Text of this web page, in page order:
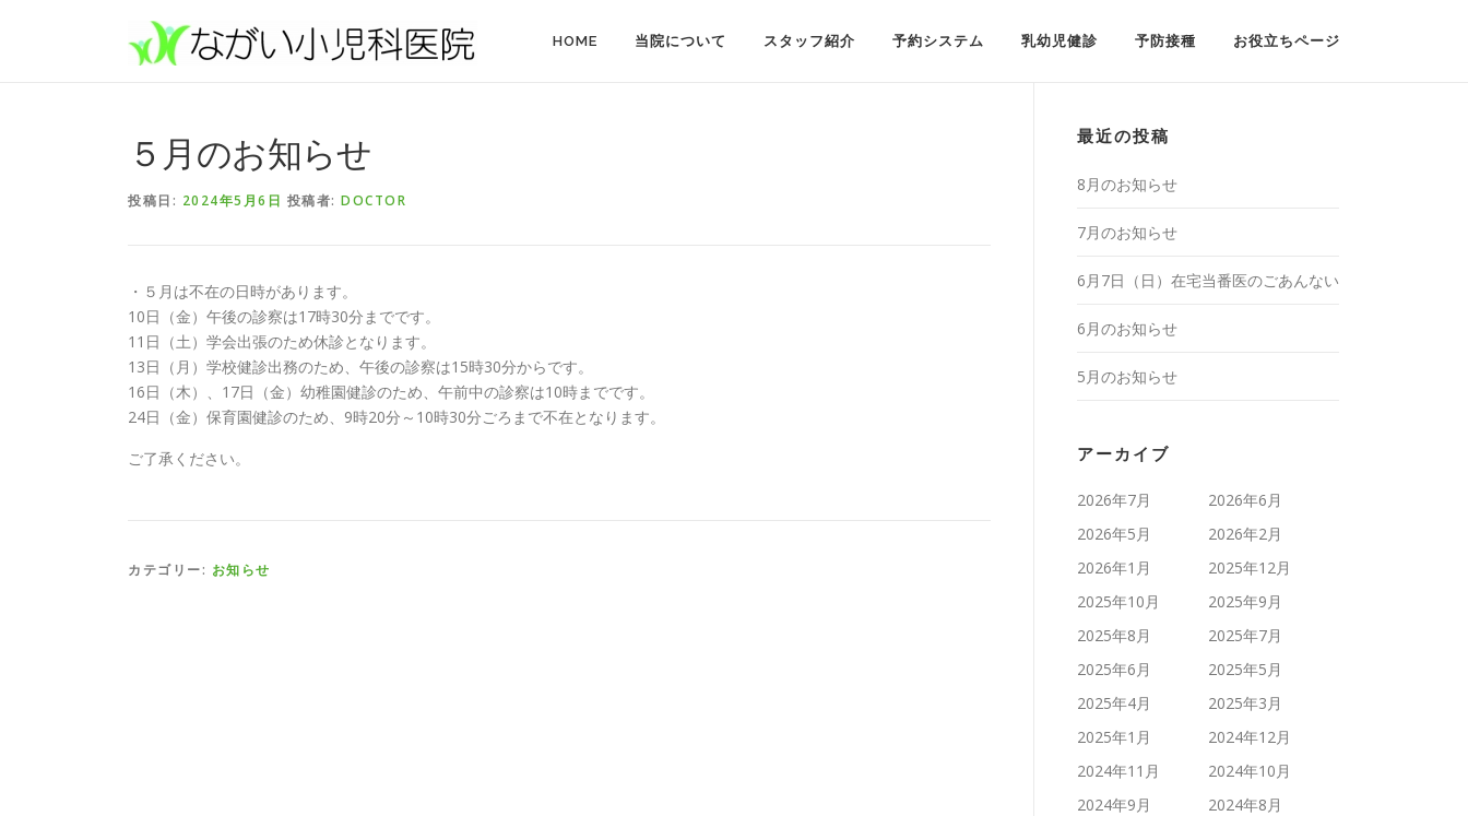
HOME 当院について スタッフ紹介 予約システム 乳幼児健診 予防接種 お役立ちページ
５月のお知らせ
投稿日: 2024年5月6日 投稿者: DOCTOR
・５月は不在の日時があります。
10日（金）午後の診察は17時30分までです。
11日（土）学会出張のため休診となります。
13日（月）学校健診出務のため、午後の診察は15時30分からです。
16日（木）、17日（金）幼稚園健診のため、午前中の診察は10時までです。
24日（金）保育園健診のため、9時20分～10時30分ごろまで不在となります。
ご了承ください。
カテゴリー: お知らせ
最近の投稿
8月のお知らせ
7月のお知らせ
6月7日（日）在宅当番医のごあんない
6月のお知らせ
5月のお知らせ
アーカイブ
2026年7月
2026年6月
2026年5月
2026年2月
2026年1月
2025年12月
2025年10月
2025年9月
2025年8月
2025年7月
2025年6月
2025年5月
2025年4月
2025年3月
2025年1月
2024年12月
2024年11月
2024年10月
2024年9月
2024年8月